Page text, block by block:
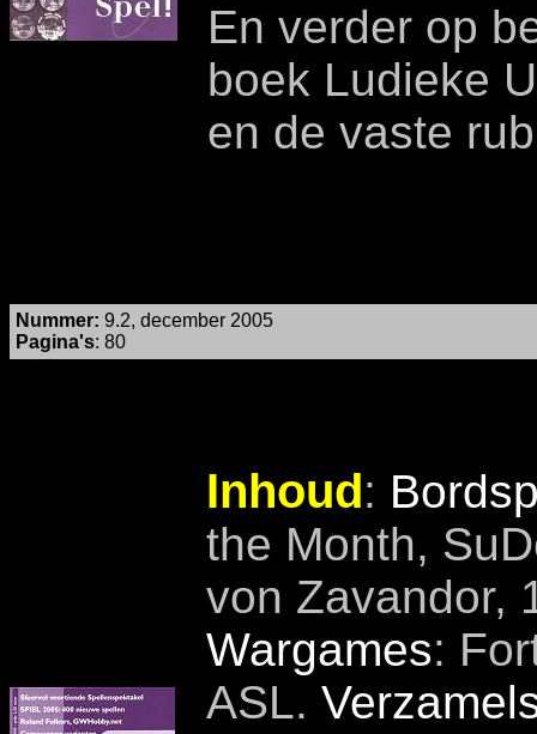
En verder op
boek Ludieke
en de vaste
Nummer: 9.2, december 2005
Pagina's: 80
Inhoud:
the Month,
von Zavandor,
Wargames:
ASL.